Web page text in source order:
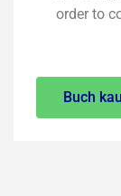
order to
Buch